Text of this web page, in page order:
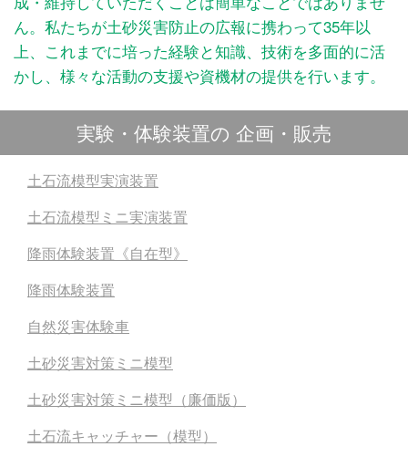
ん。私たちが土砂災害防止の広報に携わって35年以
上、これまでに培った経験と知識、技術を多面的に活
かし、様々な活動の支援や資機材の提供を行います。
実験・体験装置の 企画・販売
土石流模型実演装置
土石流模型ミニ実演装置
降雨体験装置《自在型》
降雨体験装置
自然災害体験車
土砂災害対策ミニ模型
土砂災害対策ミニ模型（廉価版）
土石流キャッチャー（模型）